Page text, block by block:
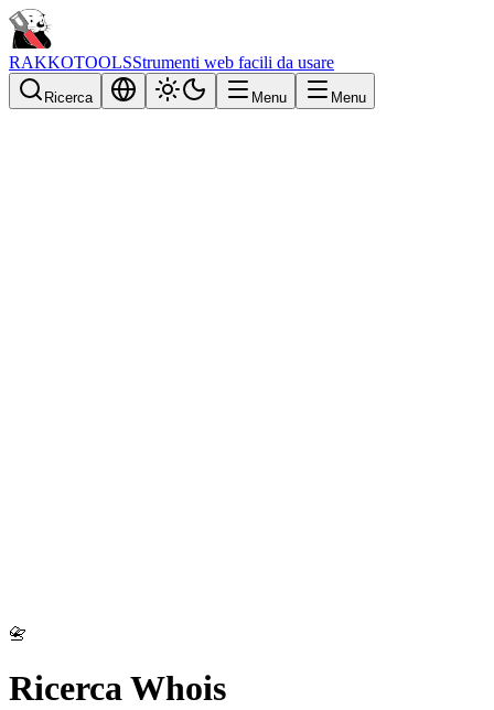
RAKKOTOOLSStrumenti web facili da usare
Ricerca Menu Menu
📇
Ricerca Whois